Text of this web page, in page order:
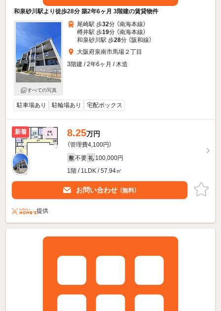
和泉砂川駅より徒歩28分 築2年6ヶ月 3階建の賃貸物件
すべての写真
尾崎駅 歩32分 （南海本線）
樽井駅 歩19分 （南海本線）
和泉砂川駅 歩28分 （阪和線）
大阪府泉南市馬場２丁目
3階建 / 2年6ヶ月 / 木造
駐車場あり 駐輪場あり 宅配ボックス
新着 8.25万円
（管理費4,100円）
敷 不要 礼 100,000円
1階 / 1LDK / 57.94㎡
お問い合わせ （無料）
提供